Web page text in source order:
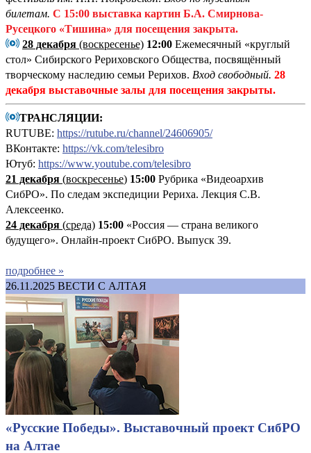
билетам. С 15:00 выставка картин Б.А. Смирнова-
Русецкого «Тишина» для посещения закрыта.
28 декабря (воскресенье) 12:00 Ежемесячный «круглый
стол» Сибирского Рериховского Общества, посвящённый
творческому наследию семьи Рерихов. Вход свободный. 28
декабря выставочные залы для посещения закрыты.
ТРАНСЛЯЦИИ:
RUTUBE: https://rutube.ru/channel/24606905/
ВКонтакте: https://vk.com/telesibro
Ютуб: https://www.youtube.com/telesibro
21 декабря (воскресенье) 15:00 Рубрика «Видеоархив
СибРО». По следам экспедиции Рериха. Лекция С.В.
Алексеенко.
24 декабря (среда) 15:00 «Россия — страна великого
будущего». Онлайн-проект СибРО. Выпуск 39.
подробнее »
26.11.2025 ВЕСТИ С АЛТАЯ
«Русские Победы». Выставочный проект СибРО
на Алтае